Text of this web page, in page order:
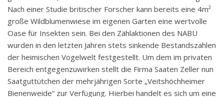
Nach einer Studie britischer Forscher kann bereits eine 4m²
große Wildblumenwiese im eigenen Garten eine wertvolle
Oase für Insekten sein. Bei den Zählaktionen des NABU
wurden in den letzten Jahren stets sinkende Bestandszahlen
der heimischen Vogelwelt festgestellt. Um dem im privaten
Bereich entgegenzuwirken stellt die Firma Saaten Zeller nun
Saatguttütchen der mehrjährigen Sorte „Veitshöchheimer
Bienenweide“ zur Verfügung. Hierbei handelt es sich um eine